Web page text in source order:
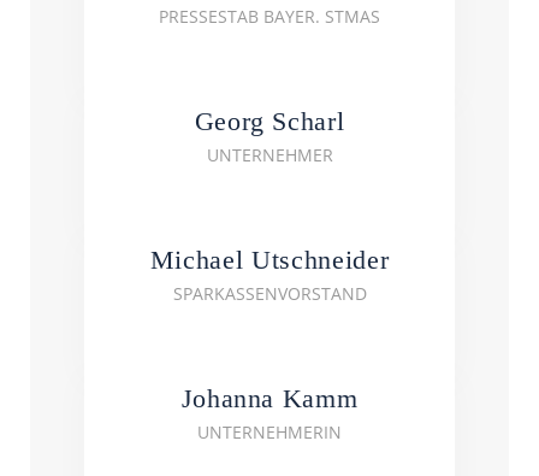
PRESSESTAB BAYER. STMAS
Georg Scharl
UNTERNEHMER
Michael Utschneider
SPARKASSENVORSTAND
Johanna Kamm
UNTERNEHMERIN